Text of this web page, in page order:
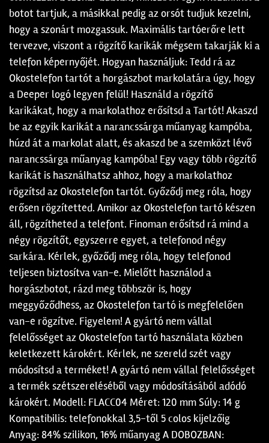
botot tartjuk, a másikkal pedig az orsót tudjuk kezelni,
hogy a szonárt mozgassuk. Maximális tartóerőre lett
tervezve, viszont a rögzítő karikák mégsem takarják ki a
telefon képernyőjét. Hogyan használjuk: Tedd rá az
Okostelefon tartót a horgászbot markolatára úgy, hogy
a Deeper logó legyen felül! Használd a rögzítő
karikákat, hogy a markolathoz erősítsd a Tartót! Akaszd
be az egyik karikát a narancssárga műanyag kampóba,
húzd át a markolat alatt, és akaszd be a szemközt lévő
narancssárga műanyag kampóba! Egy vagy több rögzítő
karikát is használhatsz ahhoz, hogy a markolathoz
rögzítsd az Okostelefon tartót. Győződj meg róla, hogy
erősen rögzítetted. Amikor az Okostelefon tartó készen
áll, rögzítheted a telefont. Finoman erősítsd rá mind a
négy rögzítőt, egyszerre egyet, a telefonod négy
sarkára. Kérlek, győződj meg róla, hogy telefonod
teljesen biztosítva van-e. Mielőtt használod a
horgászbotot, rázd meg többször is, hogy
meggyőződhess, az Okostelefon tartó is megfelelően
van-e rögzítve. Figyelem! A gyártó nem vállal
felelősséget az Okostelefon tartó használata közben
keletkezett károkért. Kérlek, ne szereld szét vagy
módosítsd a terméket! A gyártó nem vállal felelősséget
a termék szétszereléséből vagy módosításából adódó
károkért. Modell: FLACC04 Méret: 120 mm Súly: 14 g
Kompatibilis: telefonokkal 3,5-től 5 colos kijelzőig
Anyag: 84% szilikon, 16% műanyag A DOBOZBAN: